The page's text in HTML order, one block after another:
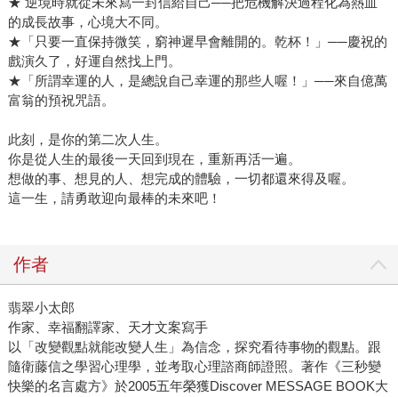
的成長故事，心境大不同。
★「只要一直保持微笑，窮神遲早會離開的。乾杯！」──慶祝的
戲演久了，好運自然找上門。
★「所謂幸運的人，是總說自己幸運的那些人喔！」──來自億萬
富翁的預祝咒語。
此刻，是你的第二次人生。
你是從人生的最後一天回到現在，重新再活一遍。
想做的事、想見的人、想完成的體驗，一切都還來得及喔。
這一生，請勇敢迎向最棒的未來吧！
作者
翡翠小太郎
作家、幸福翻譯家、天才文案寫手
以「改變觀點就能改變人生」為信念，探究看待事物的觀點。跟
隨衛藤信之學習心理學，並考取心理諮商師證照。著作《三秒變
快樂的名言處方》於2005五年榮獲Discover MESSAGE BOOK大